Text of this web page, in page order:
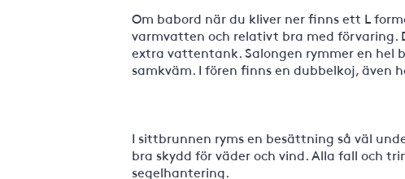
Om babord när du kliver ner finns ett L
varmvatten och relativt bra med förvaring.
extra vattentank. Salongen rymmer en hel
samkväm. I fören finns en dubbelkoj, även
I sittbrunnen ryms en besättning så väl
bra skydd för väder och vind. Alla fall och
segelhantering.